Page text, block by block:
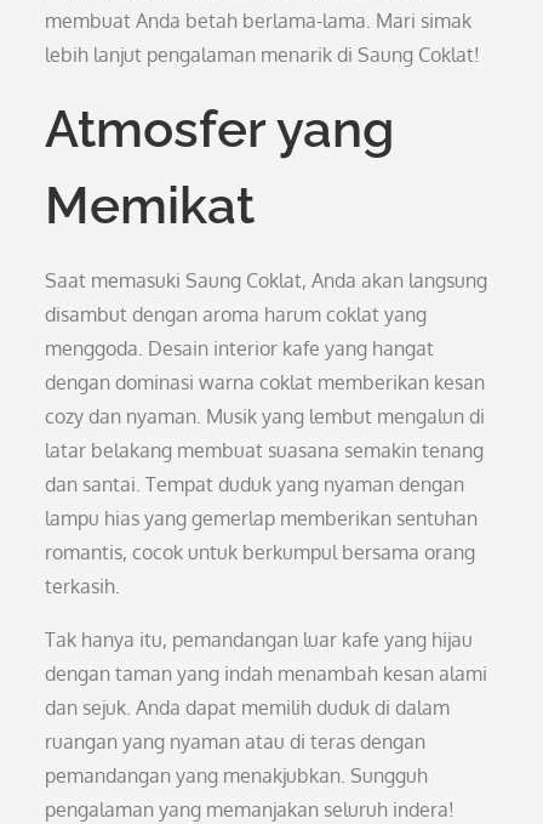
membuat Anda betah berlama-lama. Mari simak
lebih lanjut pengalaman menarik di Saung Coklat!
Atmosfer yang
Memikat
Saat memasuki Saung Coklat, Anda akan langsung
disambut dengan aroma harum coklat yang
menggoda. Desain interior kafe yang hangat
dengan dominasi warna coklat memberikan kesan
cozy dan nyaman. Musik yang lembut mengalun di
latar belakang membuat suasana semakin tenang
dan santai. Tempat duduk yang nyaman dengan
lampu hias yang gemerlap memberikan sentuhan
romantis, cocok untuk berkumpul bersama orang
terkasih.
Tak hanya itu, pemandangan luar kafe yang hijau
dengan taman yang indah menambah kesan alami
dan sejuk. Anda dapat memilih duduk di dalam
ruangan yang nyaman atau di teras dengan
pemandangan yang menakjubkan. Sungguh
pengalaman yang memanjakan seluruh indera!